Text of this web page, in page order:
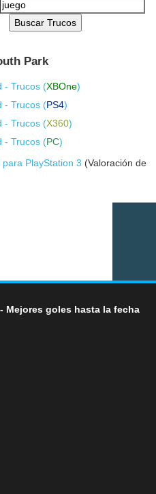
Buscar Trucos
Park
- Trucos (XBOne)
- Trucos (PS4)
- Trucos (X360)
- Trucos (PC)
PlayStation 3 (Valoración de
Mejores goles hasta la fecha